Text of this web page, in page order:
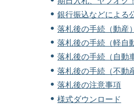
銀行振込などによる
落札後の手続（動産）
落札後の手続（軽自
落札後の手続（自動
落札後の手続（不動
落札後の注意事項
様式ダウンロード